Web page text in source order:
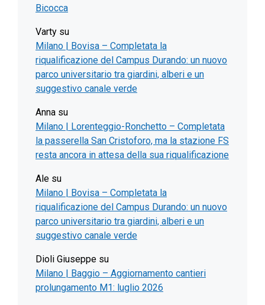
Bicocca
Varty su
Milano | Bovisa – Completata la
riqualificazione del Campus Durando: un nuovo
parco universitario tra giardini, alberi e un
suggestivo canale verde
Anna su
Milano | Lorenteggio-Ronchetto – Completata
la passerella San Cristoforo, ma la stazione FS
resta ancora in attesa della sua riqualificazione
Ale su
Milano | Bovisa – Completata la
riqualificazione del Campus Durando: un nuovo
parco universitario tra giardini, alberi e un
suggestivo canale verde
Dioli Giuseppe su
Milano | Baggio – Aggiornamento cantieri
prolungamento M1: luglio 2026